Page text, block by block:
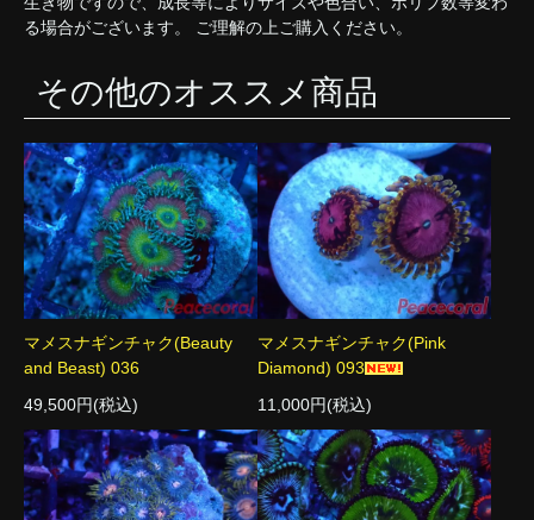
る場合がございます。 ご理解の上ご購入ください。
その他のオススメ商品
マメスナギンチャク(Beauty
and Beast) 036
49,500円(税込)
マメスナギンチャク(Pink
Diamond) 093
11,000円(税込)